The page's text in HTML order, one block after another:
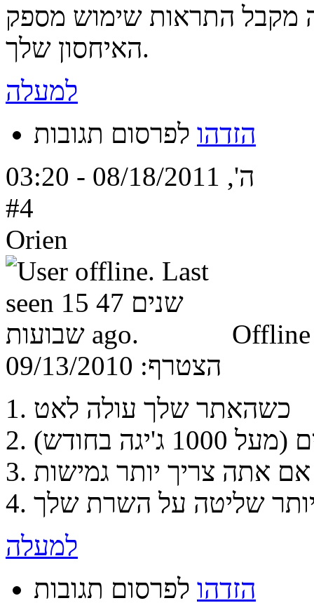
התראות שימוש מספק
האיחסון שלך.
למעלה
הזדהו לפרסום תגובות
ה', 08/18/2011 - 03:20
#4
Orien
Offline
הצטרף:
1. כשהאתר שלך עולה לאט
בחודש)
3. אם אתה צריך יותר גמישות
יותר שליטה על השרת שלך
למעלה
הזדהו לפרסום תגובות